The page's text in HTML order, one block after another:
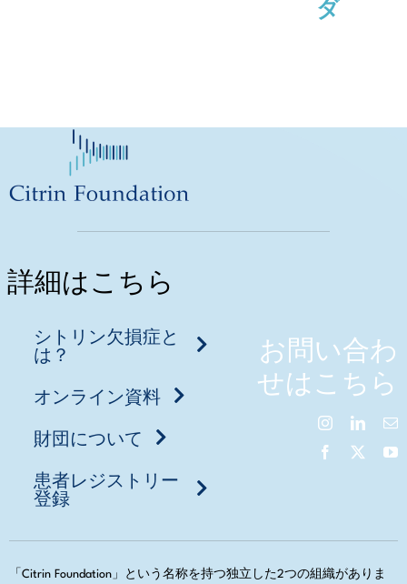
ダ
詳細はこちら
シトリン欠損症と
は？
オンライン資料
財団について
患者レジストリー
登録
お問い合わ
せはこちら
「Citrin Foundation」という名称を持つ独立した2つの組織がありま